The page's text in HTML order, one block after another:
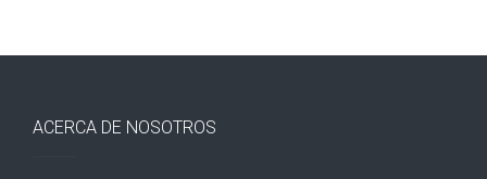
ACERCA DE NOSOTROS